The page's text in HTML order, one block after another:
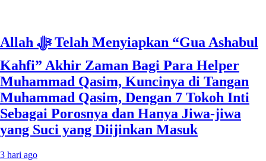
Allah ﷻ Telah Menyiapkan “Gua Ashabul
Kahfi” Akhir Zaman Bagi Para Helper
Muhammad Qasim, Kuncinya di Tangan
Muhammad Qasim, Dengan 7 Tokoh Inti
Sebagai Porosnya dan Hanya Jiwa-jiwa
yang Suci yang Diijinkan Masuk
3 hari ago